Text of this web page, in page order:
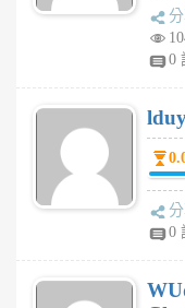
0
0